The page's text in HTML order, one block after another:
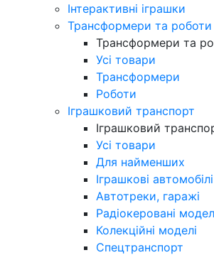
Інтерактивні іграшки
Трансформери та роботи
Трансформери та
Усі товари
Трансформери
Роботи
Іграшковий транспорт
Іграшковий
Усі товари
Для найменших
Іграшкові автомобілі
Автотреки, гаражі
Радіокеровані
Колекційні моделі
Спецтранспорт